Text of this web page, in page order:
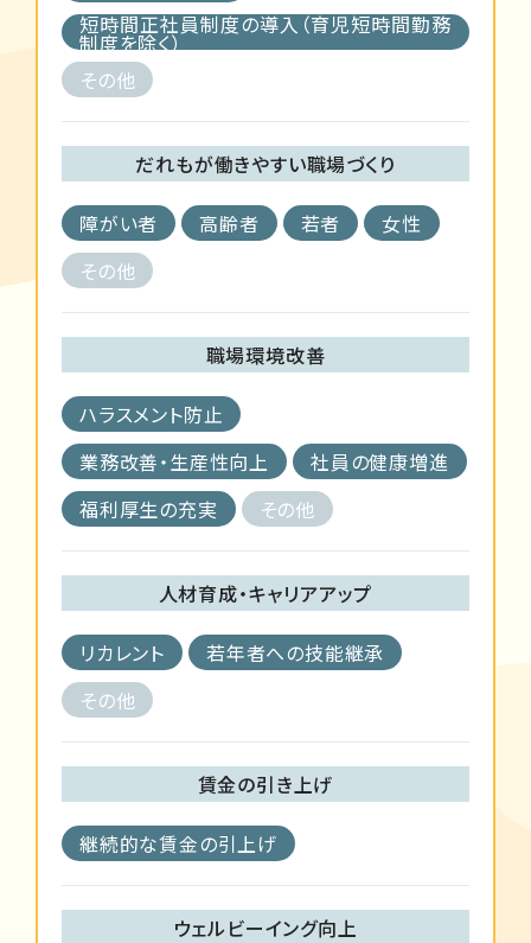
短時間正社員制度の導入（育児短時間勤務
制度を除く）
その他
だれもが働きやすい職場づくり
障がい者 高齢者 若者
女性
その他
職場環境改善
ハラスメント防止
業務改善・生産性向上
社員の健康増進
福利厚生の充実
その他
人材育成・キャリアアップ
リカレント
若年者への技能継承
その他
賃金の引き上げ
継続的な賃金の引上げ
ウェルビーイング向上